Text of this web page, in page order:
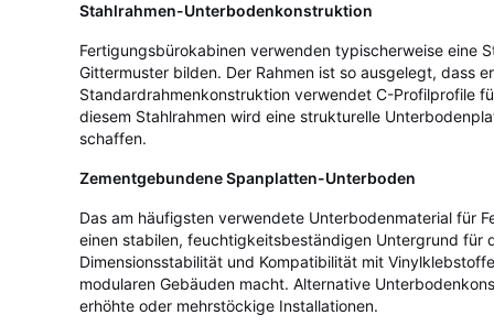
Stahlrahmen-Unterbodenkonstruktion
Fertigungsbürokabinen verwenden typischerweise eine
Gittermuster bilden. Der Rahmen ist so ausgelegt, dass
Standardrahmenkonstruktion verwendet C-Profilprofile
diesem Stahlrahmen wird eine strukturelle
schaffen.
Zementgebundene Spanplatten-Unterboden
Das am häufigsten verwendete Unterbodenmaterial für
einen stabilen, feuchtigkeitsbeständigen Untergrund
Dimensionsstabilität und Kompatibilität mit
modularen Gebäuden macht. Alternative
erhöhte oder mehrstöckige Installationen.